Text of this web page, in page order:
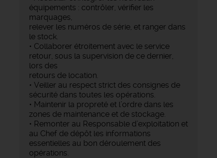
équipements : contrôler, vérifier les
marquages,
relever les numéros de série, et ranger dans
le stock.
• Collaborer étroitement avec le service
retour, sous la supervision de ce dernier,
lors des
retours de location.
• Veiller au respect strict des consignes de
sécurité dans toutes les opérations.
• Maintenir la propreté et l’ordre dans les
zones de maintenance et de stockage.
• Remonter au Responsable d’exploitation et
au Chef de dépôt les informations
essentielles au bon déroulement des
opérations.